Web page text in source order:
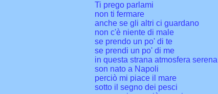
Ti prego parlami
non ti fermare
anche se gli altri ci guardano
non c'è niente di male
se prendo un po' di te
se prendi un po' di me
in questa strana atmosfera serena
son nato a Napoli
perciò mi piace il mare
sotto il segno dei pesci